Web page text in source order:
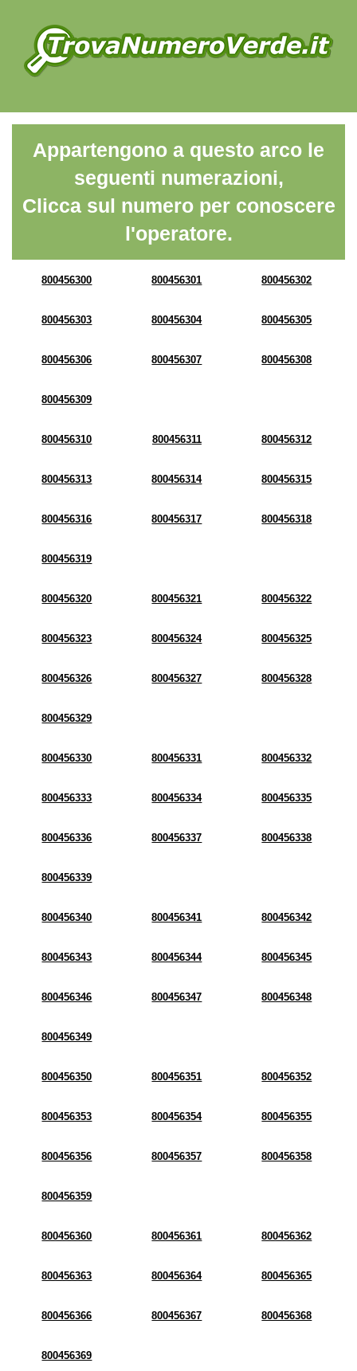
Appartengono a questo arco le
seguenti numerazioni,
Clicca sul numero per conoscere
l'operatore.
800456300 800456301 800456302
800456303 800456304 800456305
800456306 800456307 800456308
800456309
800456310 800456311 800456312
800456313 800456314 800456315
800456316 800456317 800456318
800456319
800456320 800456321 800456322
800456323 800456324 800456325
800456326 800456327 800456328
800456329
800456330 800456331 800456332
800456333 800456334 800456335
800456336 800456337 800456338
800456339
800456340 800456341 800456342
800456343 800456344 800456345
800456346 800456347 800456348
800456349
800456350 800456351 800456352
800456353 800456354 800456355
800456356 800456357 800456358
800456359
800456360 800456361 800456362
800456363 800456364 800456365
800456366 800456367 800456368
800456369